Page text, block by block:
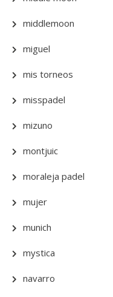
middlemoon
miguel
mis torneos
misspadel
mizuno
montjuic
moraleja padel
mujer
munich
mystica
navarro